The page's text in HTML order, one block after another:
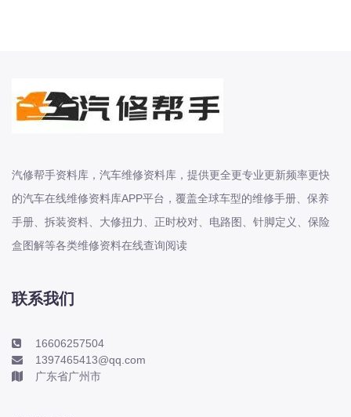
奔驰
宝沃
宝骏
宝骏
宾利
本田
本田-广州本田
标致
标致
汽修帮手资料库，汽车维修资料库，提供更全更专业更新频率更快
的汽车在线维修资料库APP平台，覆盖全球车型的维修手册、保养
手册、拆装资料、大修扭力、正时校对、电路图、针脚定义、保险
盒图解等各类维修资料在线查询阅读
联系我们
16606257504
1397465413@qq.com
广东省广州市